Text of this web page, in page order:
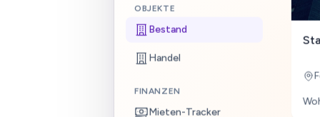
OBJEKTE
Bestand
Handel
FINANZEN
Mieten-Tracker